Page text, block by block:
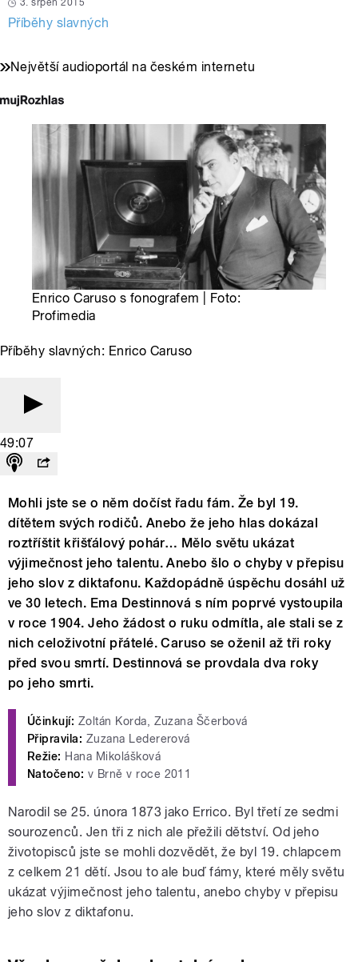
3. srpen 2015
Příběhy slavných
Největší audioportál na českém internetu
Enrico Caruso s fonografem | Foto:
Profimedia
Příběhy slavných: Enrico Caruso
49:07
Mohli jste se o něm dočíst řadu fám. Že byl 19.
dítětem svých rodičů. Anebo že jeho hlas dokázal
roztříštit křišťálový pohár… Mělo světu ukázat
výjimečnost jeho talentu. Anebo šlo o chyby v přepisu
jeho slov z diktafonu. Každopádně úspěchu dosáhl už
ve 30 letech. Ema Destinnová s ním poprvé vystoupila
v roce 1904. Jeho žádost o ruku odmítla, ale stali se z
nich celoživotní přátelé. Caruso se oženil až tři roky
před svou smrtí. Destinnová se provdala dva roky
po jeho smrti.
Účinkují: Zoltán Korda, Zuzana Ščerbová
Připravila: Zuzana Ledererová
Režie: Hana Mikolášková
Natočeno: v Brně v roce 2011
Narodil se 25. února 1873 jako Errico. Byl třetí ze sedmi
sourozenců. Jen tři z nich ale přežili dětství. Od jeho
životopisců jste se mohli dozvědět, že byl 19. chlapcem
z celkem 21 dětí. Jsou to ale buď fámy, které měly světu
ukázat výjimečnost jeho talentu, anebo chyby v přepisu
jeho slov z diktafonu.